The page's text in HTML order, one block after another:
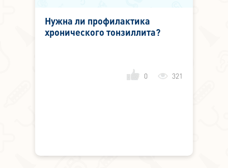
Нужна ли профилактика
хронического тонзиллита?
0 321